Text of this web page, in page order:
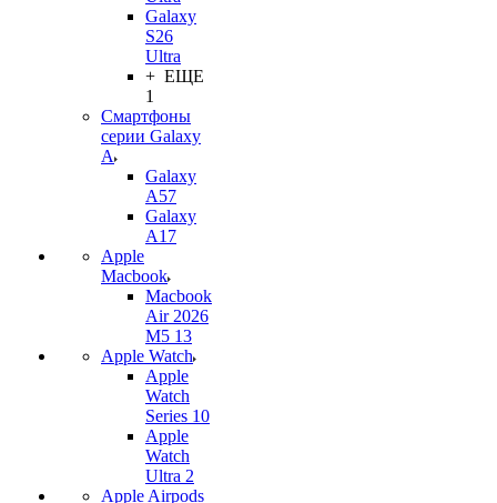
Galaxy
S26
Ultra
+ ЕЩЕ
1
Смартфоны
серии Galaxy
A
Galaxy
A57
Galaxy
A17
Apple
Macbook
Macbook
Air 2026
M5 13
Apple Watch
Apple
Watch
Series 10
Apple
Watch
Ultra 2
Apple Airpods